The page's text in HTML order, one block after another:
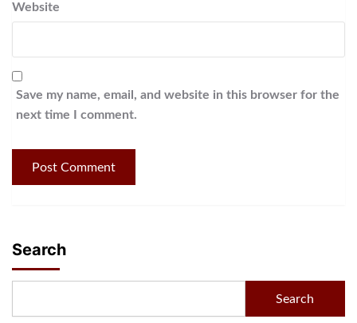
Website
Save my name, email, and website in this browser for the
next time I comment.
Search
Search